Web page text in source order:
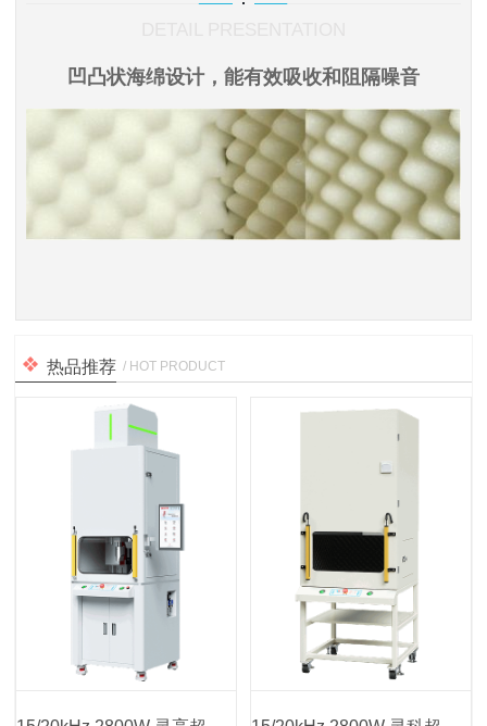
凹凸状海绵设计，能有效吸收和阻隔噪音
热品推荐 / HOT PRODUCT